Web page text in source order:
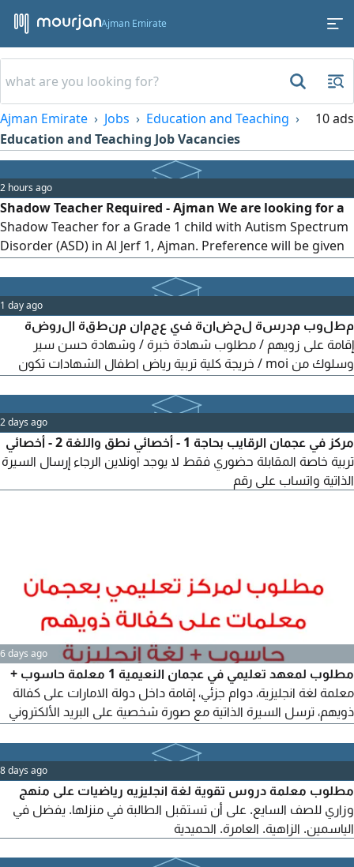
Ajman Emirate
Ajman Emirate Jobs
Education and Teaching
Education and Teaching Job Vacancies
10 ads
2 hours ago
Shadow Teacher Required - Ajman We are looking for a
Shadow Teacher for a Grade 1 child with Autism Spectrum
Disorder (ASD) in Al Jerf 1, Ajman. Preference will be given
Interested candidates are kindly requested to send their
CV via WhatsApp to Please contact us only if you are
genuinely interested in the position
1 day ago
مطلوب مدرسة لحضانة في عجمان منطقة الروضة
إقامة على زويهم / مطلوب شهادة خبرة / وشهادة حسن سير
وسلوك من moi / خريجة كلية تربية رياض اطفال الشهادات تكون
موثقة من الخارجية الاماراتية وإقامة سارية وصورة جواز سفر ساري
2 days ago
مركز في عجمان الرقايب بحاجة 1 - أخصائي نطق واللغة 2 - أخصائي
تربية خاصة المقابلة حضوري فقط لا يوجد اونلاين الرجاء إرسال السيرة
الذاتية واتساب على رقم
6 days ago
مطلوب لمعهد تعليمي في عجمان النعيمية 1 معلمة حاسوب +
معلمة لغة انجليزية، دوام جزئي، إقامة داخل دولة الامارات على كفالة
ذويهم، ترسل السيرة الذاتية مع صورة شخصية على البريد الألكتروني
8 days ago
مطلوب معلمة دروس تقوية لغة انجليزيه رياضيات على منهج
وزاري للصف السايع. على أن تستقبل الطالبة في منزلها. يفضل في
الياسمين. الزاهية. العامرة. الحميدية